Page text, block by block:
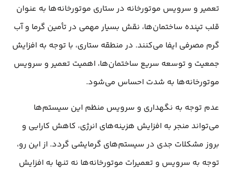
تعمیر و سرویس موتورخانه در ستاری موتورخانه‌ها به عنوان
قلب تپنده ساختمان‌ها، نقش بسیار مهمی در تأمین گرما و آب
گرم مصرفی ایفا می‌کنند. در منطقه ستاری، با توجه به افزایش
جمعیت و توسعه سریع ساختمان‌ها، اهمیت تعمیر و سرویس
موتورخانه‌ها به شدت احساس می‌شود.
عدم توجه به نگهداری و سرویس منظم این سیستم‌ها
می‌تواند منجر به افزایش هزینه‌های انرژی، کاهش کارایی و
بروز مشکلات جدی در سیستم‌های گرمایشی گردد. از این رو،
توجه به سرویس و تعمیرات موتورخانه‌ها نه تنها به افزایش